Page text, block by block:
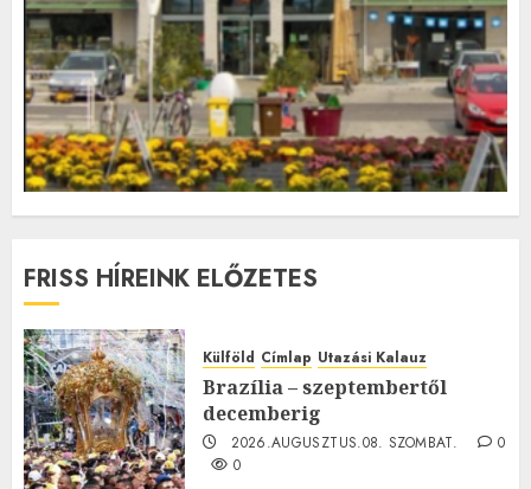
FRISS HÍREINK ELŐZETES
Külföld Címlap Utazási Kalauz
Brazília – szeptembertől
decemberig
2026.AUGUSZTUS.08. SZOMBAT.
0
0